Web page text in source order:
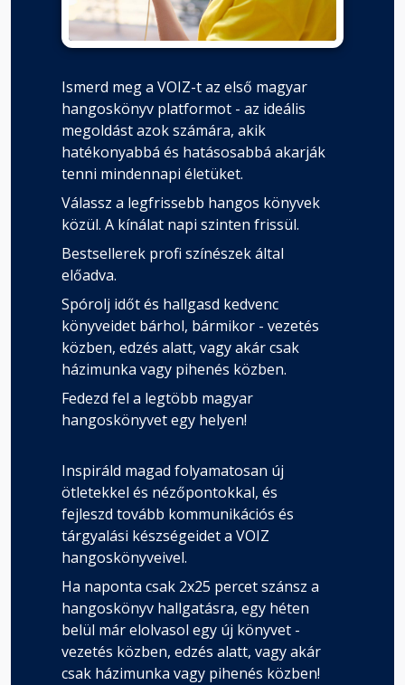
Ismerd meg a VOIZ-t az első magyar
hangoskönyv platformot - az ideális
megoldást azok számára, akik
hatékonyabbá és hatásosabbá akarják
tenni mindennapi életüket.
Válassz a legfrissebb hangos könyvek
közül. A kínálat napi szinten frissül.
Bestsellerek profi színészek által
előadva.
Spórolj időt és hallgasd kedvenc
könyveidet bárhol, bármikor - vezetés
közben, edzés alatt, vagy akár csak
házimunka vagy pihenés közben.
Fedezd fel a legtöbb magyar
hangoskönyvet egy helyen!
Inspiráld magad folyamatosan új
ötletekkel és nézőpontokkal, és
fejleszd tovább kommunikációs és
tárgyalási készségeidet a VOIZ
hangoskönyveivel.
Ha naponta csak 2x25 percet szánsz a
hangoskönyv hallgatásra, egy héten
belül már elolvasol egy új könyvet -
vezetés közben, edzés alatt, vagy akár
csak házimunka vagy pihenés közben!